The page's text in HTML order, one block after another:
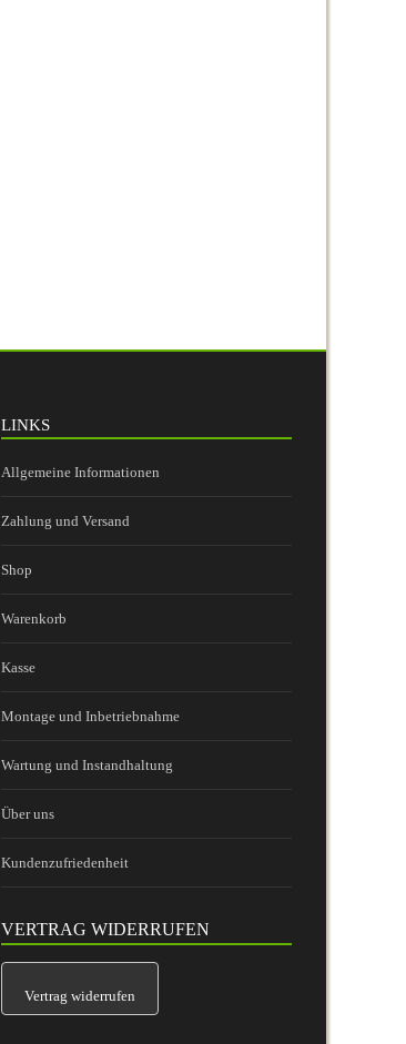
LINKS
Allgemeine Informationen
Zahlung und Versand
Shop
Warenkorb
Kasse
Montage und Inbetriebnahme
Wartung und Instandhaltung
Über uns
Kundenzufriedenheit
VERTRAG WIDERRUFEN
Vertrag widerrufen